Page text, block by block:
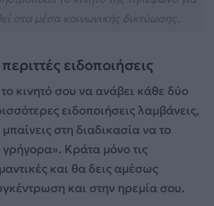
ειδοποιήσεις
κινητό σου να ανάβει κάθε δύο
ειδοποιήσεις λαμβάνεις,
στη διαδικασία να το
γρήγορα». Κράτα μόνο τις
και θα δεις αμέσως
και στην ηρεμία σου.